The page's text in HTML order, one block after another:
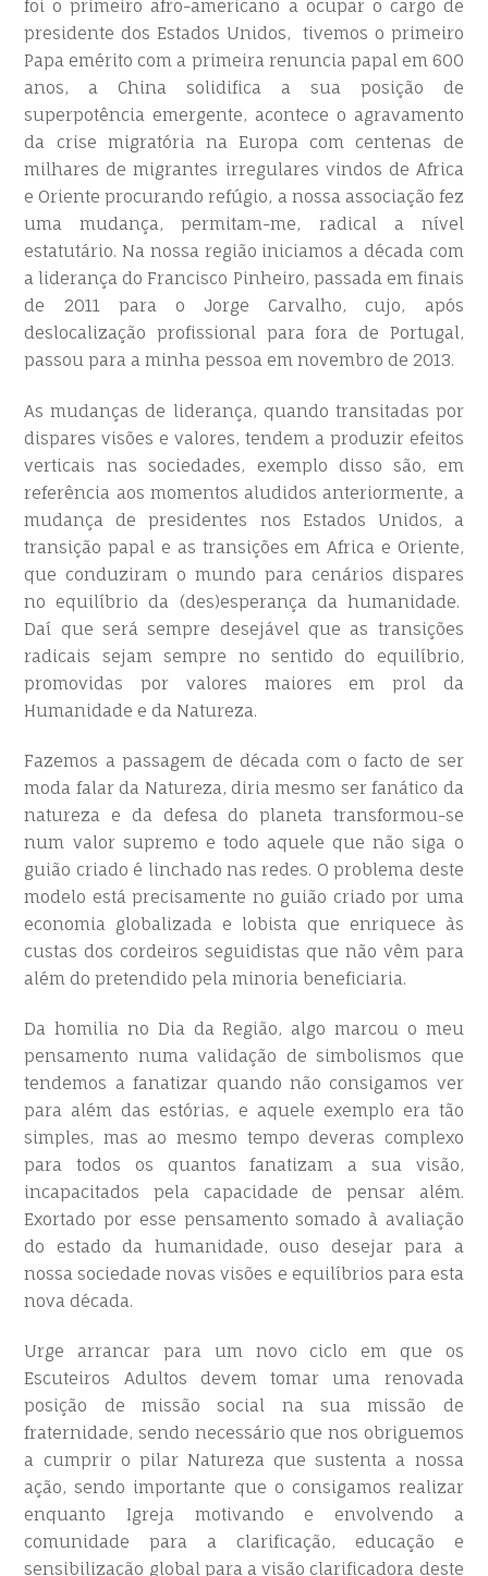
foi o primeiro afro-americano a ocupar o cargo de
presidente dos Estados Unidos, tivemos o primeiro
Papa emérito com a primeira renuncia papal em 600
anos, a China solidifica a sua posição de
superpotência emergente, acontece o agravamento
da crise migratória na Europa com centenas de
milhares de migrantes irregulares vindos de Africa
e Oriente procurando refúgio, a nossa associação fez
uma mudança, permitam-me, radical a nível
estatutário. Na nossa região iniciamos a década com
a liderança do Francisco Pinheiro, passada em finais
de 2011 para o Jorge Carvalho, cujo, após
deslocalização profissional para fora de Portugal,
passou para a minha pessoa em novembro de 2013.
As mudanças de liderança, quando transitadas por
dispares visões e valores, tendem a produzir efeitos
verticais nas sociedades, exemplo disso são, em
referência aos momentos aludidos anteriormente, a
mudança de presidentes nos Estados Unidos, a
transição papal e as transições em Africa e Oriente,
que conduziram o mundo para cenários dispares
no equilíbrio da (des)esperança da humanidade.
Daí que será sempre desejável que as transições
radicais sejam sempre no sentido do equilíbrio,
promovidas por valores maiores em prol da
Humanidade e da Natureza.
Fazemos a passagem de década com o facto de ser
moda falar da Natureza, diria mesmo ser fanático da
natureza e da defesa do planeta transformou-se
num valor supremo e todo aquele que não siga o
guião criado é linchado nas redes. O problema deste
modelo está precisamente no guião criado por uma
economia globalizada e lobista que enriquece às
custas dos cordeiros seguidistas que não vêm para
além do pretendido pela minoria beneficiaria.
Da homilia no Dia da Região, algo marcou o meu
pensamento numa validação de simbolismos que
tendemos a fanatizar quando não consigamos ver
para além das estórias, e aquele exemplo era tão
simples, mas ao mesmo tempo deveras complexo
para todos os quantos fanatizam a sua visão,
incapacitados pela capacidade de pensar além.
Exortado por esse pensamento somado à avaliação
do estado da humanidade, ouso desejar para a
nossa sociedade novas visões e equilíbrios para esta
nova década.
Urge arrancar para um novo ciclo em que os
Escuteiros Adultos devem tomar uma renovada
posição de missão social na sua missão de
fraternidade, sendo necessário que nos obriguemos
a cumprir o pilar Natureza que sustenta a nossa
ação, sendo importante que o consigamos realizar
enquanto Igreja motivando e envolvendo a
comunidade para a clarificação, educação e
sensibilização global para a visão clarificadora deste